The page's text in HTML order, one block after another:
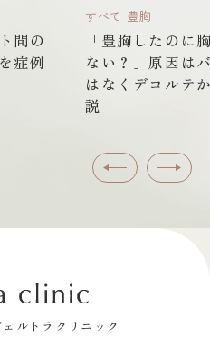
間の
症例
すべて 豊胸
「豊胸したのに
ない？」原因は
はなくデコルテ
説
前へ 次へ
ルトラクリニック